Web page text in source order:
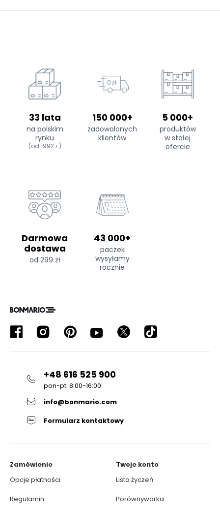
33 lata
na polskim
rynku
(od 1992 r.)
150 000+
zadowolonych
klientów
5 000+
produktów
w stałej
ofercie
Darmowa
dostawa
od 299 zł
43 000+
paczek
wysyłamy
rocznie
+48 616 525 900
pon-pt: 8:00-16:00
info@bonmario.com
Formularz kontaktowy
Zamówienie
Opcje płatności
Regulamin
Twoje konto
Lista życzeń
Porównywarka